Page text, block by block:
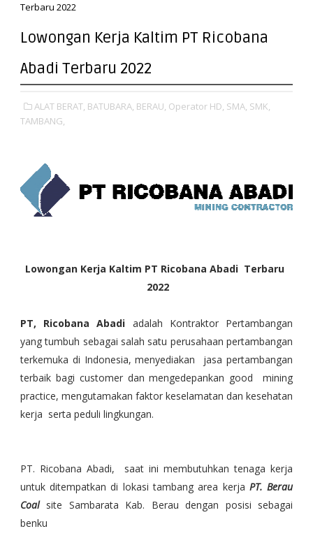
Terbaru 2022
Lowongan Kerja Kaltim PT Ricobana
Abadi Terbaru 2022
ALAT BERAT, BATUBARA, BERAU, Operator HD, SMA, SMK,
TAMBANG,
Lowongan Kerja Kaltim PT Ricobana Abadi Terbaru
2022
PT, Ricobana Abadi adalah Kontraktor Pertambangan
yang tumbuh sebagai salah satu perusahaan pertambangan
terkemuka di Indonesia, menyediakan jasa pertambangan
terbaik bagi customer dan mengedepankan good mining
practice, mengutamakan faktor keselamatan dan kesehatan
kerja serta peduli lingkungan.
PT. Ricobana Abadi, saat ini membutuhkan tenaga kerja
untuk ditempatkan di lokasi tambang area kerja PT. Berau
Coal site Sambarata Kab. Berau dengan posisi sebagai
benku